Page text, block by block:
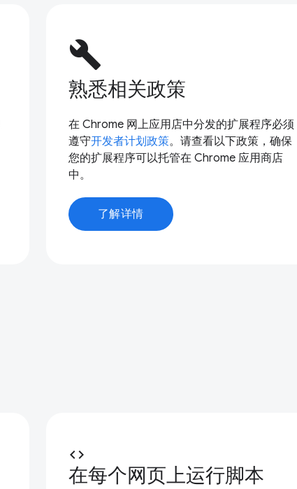
build
熟悉相关政策
在 Chrome 网上应用店中分发的扩展程序必须
遵守开发者计划政策。请查看以下政策，确保
您的扩展程序可以托管在 Chrome 应用商店
中。
了解详情
code
在每个网页上运行脚本